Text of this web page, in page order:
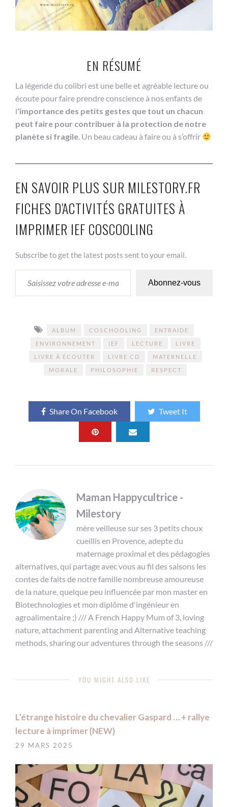
EN RÉSUMÉ
La légende du colibri est une belle et agréable lecture ou
écoute pour faire prendre conscience à nos enfants de
l‘importance des petits gestes que tout un chacun
peut faire pour contribuer à la protection de notre
planète si fragile. Un beau cadeau à faire ou à s’offrir
EN SAVOIR PLUS SUR MILESTORY.FR
FICHES D'ACTIVITÉS GRATUITES À
IMPRIMER IEF COSCOOLING
Subscribe to get the latest posts sent to your email.
SAISISSEZ VOTRE ADRESSE E-MAIL…
Abonnez-vous
ALBUM COSCHOOLING
ENTRAIDE
ENVIRONNEMENT
IEF LECTURE
LIVRE
LIVRE À ÉCOUTER
LIVRE CD
MATERNELLE
MORALE
PHILOSOPHIE RESPECT
Share On Facebook Tweet It
Maman Happycultrice -
Milestory
mère veilleuse sur ses 3 petits choux
cueillis en Provence, adepte du
maternage proximal et des pédagogies
alternatives, qui partage avec vous au fil des saisons les
contes de faits de notre famille nombreuse amoureuse
de la nature, quelque peu influencée par mon master en
Biotechnologies et mon diplôme d'ingénieur en
agroalimentaire ;) /// A French Happy Mum of 3, loving
nature, attachment parenting and Alternative teaching
methods, sharing our adventures through the seasons ///
YOU MIGHT ALSO LIKE
L’étrange histoire du chevalier Gaspard … + rallye
lecture à imprimer {NEW}
29 MARS 2025